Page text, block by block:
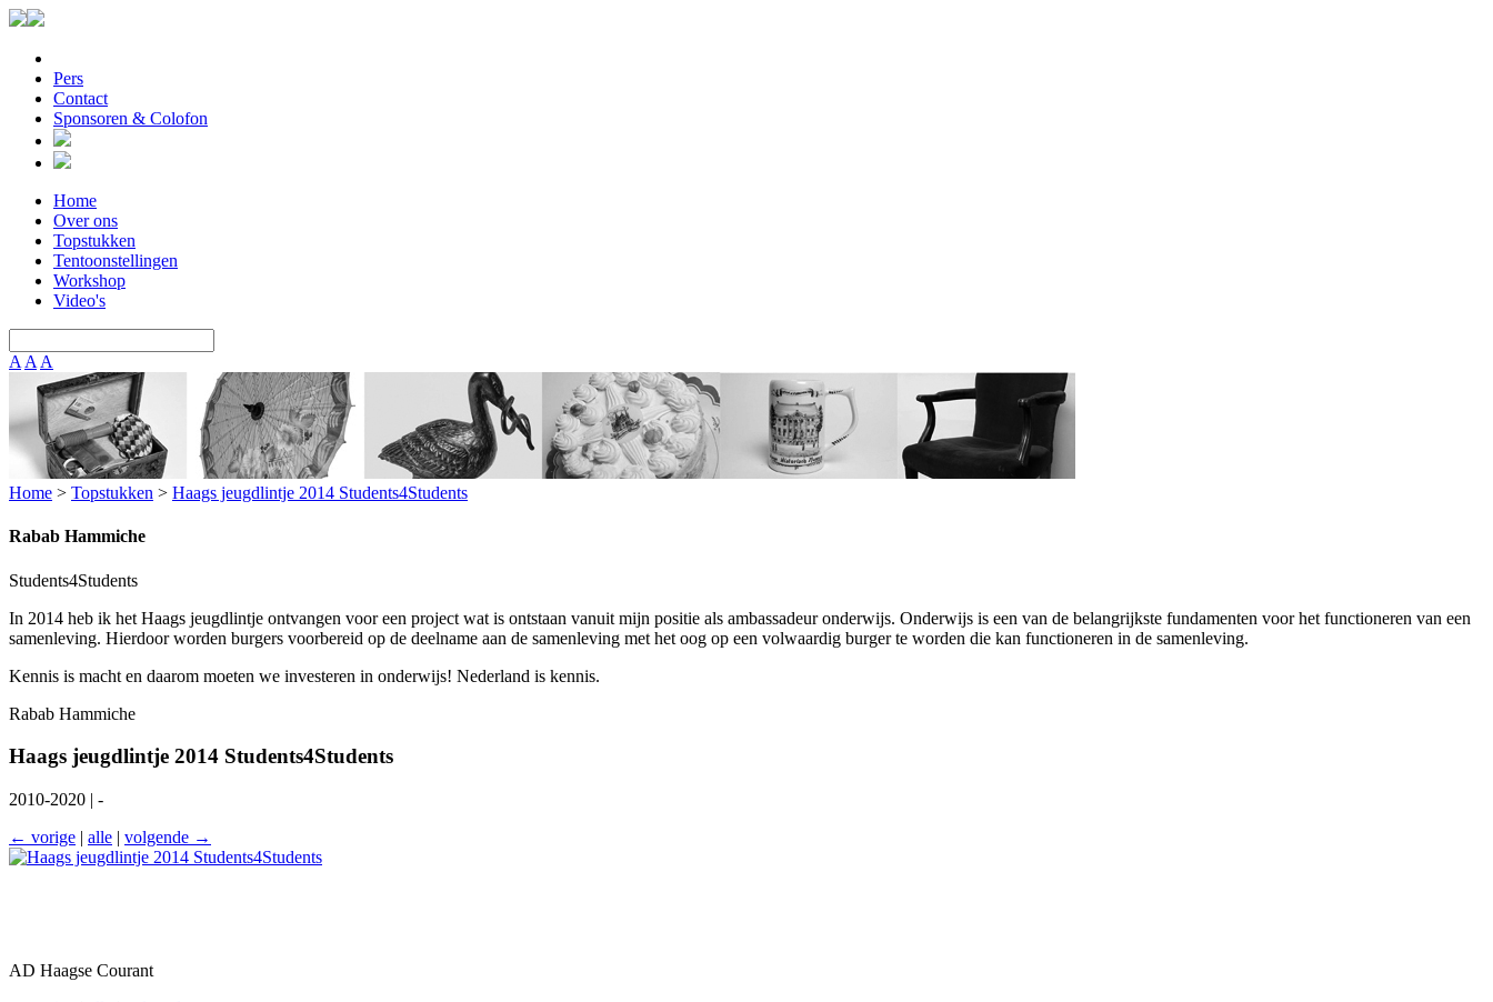
Pers
Contact
Sponsoren & Colofon
Home
Over ons
Topstukken
Tentoonstellingen
Workshop
Video's
A A A
Home > Topstukken > Haags jeugdlintje 2014 Students4Students
Rabab Hammiche
Students4Students
In 2014 heb ik het Haags jeugdlintje ontvangen voor een project wat is ontstaan vanuit mijn positie als ambassadeur onderwijs. Onderwijs is een van de belangrijkste fundamenten voor het functioneren van een
samenleving. Hierdoor worden burgers voorbereid op de deelname aan de samenleving met het oog op een volwaardig burger te worden die kan functioneren in de samenleving.
Kennis is macht en daarom moeten we investeren in onderwijs! Nederland is kennis.
Rabab Hammiche
Haags jeugdlintje 2014 Students4Students
2010-2020 | -
← vorige | alle | volgende →
AD Haagse Courant